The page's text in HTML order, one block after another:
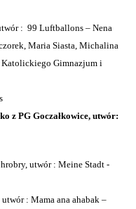
: 99 Luftballons – Nena
Maria Siasta, Michalina
Katolickiego Gimnazjum i
z PG Goczałkowice, utwór:
utwór : Meine Stadt -
: Mama ana ahabak –